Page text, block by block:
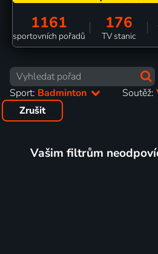
1161
sportovních pořadů
176
TV stanic
Sport: Badminton Soutěž:
Zrušit
Vašim filtrům